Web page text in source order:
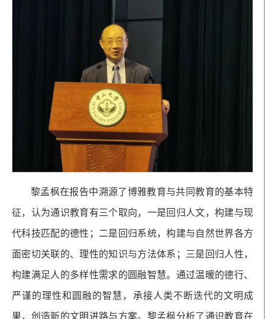
黎孟枫在报告中溯源了博雅教育与共同教育的基本特
征，认为通识教育有三个取向，一是回归人文，构建与现
代科技匹配的德性；二是回归系统，构建与自然世界各方
面密切关联的、理性的知识与方法体系；三是回归人性，
构建满足人的多样性需求的圆融智慧。通过温暖的德行、
严谨的理性和圆融的智慧，承接人类不断迭代的文明成
果，创造新的文明进路与方案。黎孟枫分析了通识教育在